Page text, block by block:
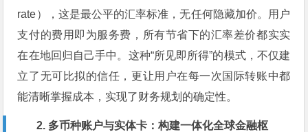
rate），这是最公平的汇率标准，无任何隐藏加价。用户
支付的费用即为服务费，所有节省下的汇率差价都实实
在在地回归自己手中。这种“所见即所得”的模式，不仅建
立了无可比拟的信任，更让用户在每一次国际转账中都
能清晰掌握成本，实现了财务规划的确定性。
2. 多币种账户与实体卡：构建一体化全球金融枢